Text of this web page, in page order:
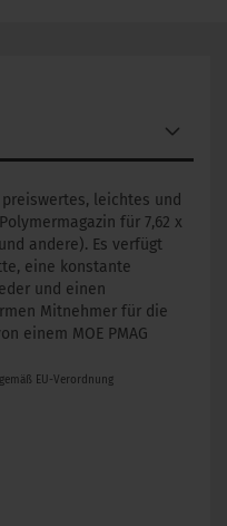
preiswertes, leichtes und
für 7,62 x
und andere). Es verfügt
eine konstante
und einen
Mitnehmer für die
einem MOE PMAG
EU-Verordnung